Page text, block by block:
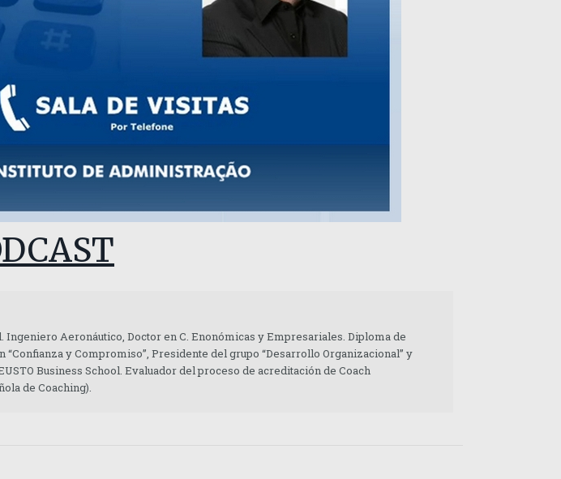
Aeronáutico, Doctor en C. Enonómicas y Empresariales. Diploma de
y Compromiso”, Presidente del grupo “Desarrollo Organizacional” y
Business School. Evaluador del proceso de acreditación de Coach
de Coaching).